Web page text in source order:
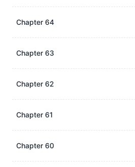
Chapter 64
Chapter 63
Chapter 62
Chapter 61
Chapter 60